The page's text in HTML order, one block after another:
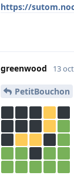
https://
greenwood 13
PetitBouchon